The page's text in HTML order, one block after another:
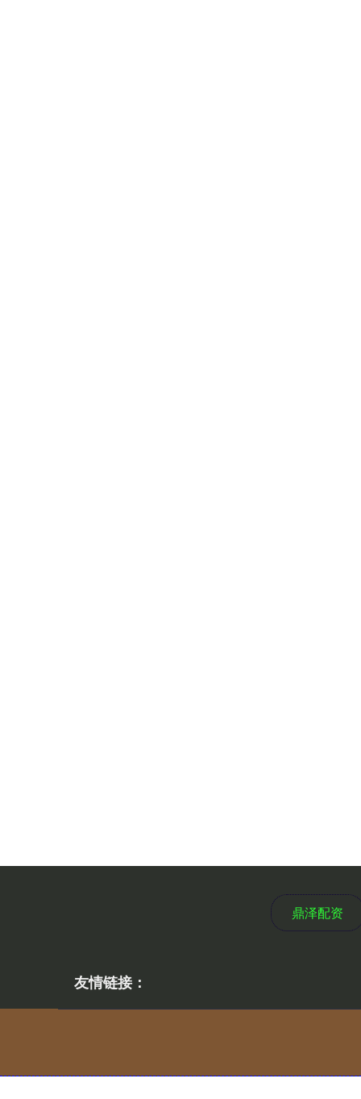
鼎泽配资
友情链接：